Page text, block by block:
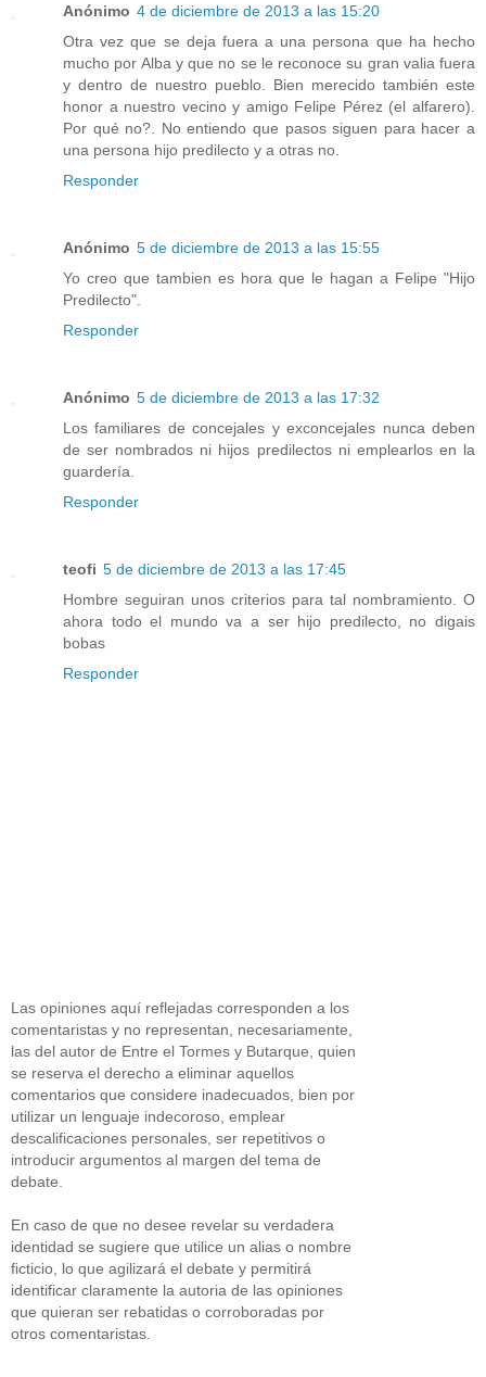
Anónimo 4 de diciembre de 2013 a las 15:20
Otra vez que se deja fuera a una persona que ha hecho
mucho por Alba y que no se le reconoce su gran valia fuera
y dentro de nuestro pueblo. Bien merecido también este
honor a nuestro vecino y amigo Felipe Pérez (el alfarero).
Por qué no?. No entiendo que pasos siguen para hacer a
una persona hijo predilecto y a otras no.
Responder
Anónimo 5 de diciembre de 2013 a las 15:55
Yo creo que tambien es hora que le hagan a Felipe "Hijo
Predilecto".
Responder
Anónimo 5 de diciembre de 2013 a las 17:32
Los familiares de concejales y exconcejales nunca deben
de ser nombrados ni hijos predilectos ni emplearlos en la
guardería.
Responder
teofi 5 de diciembre de 2013 a las 17:45
Hombre seguiran unos criterios para tal nombramiento. O
ahora todo el mundo va a ser hijo predilecto, no digais
bobas
Responder
Las opiniones aquí reflejadas corresponden a los
comentaristas y no representan, necesariamente,
las del autor de Entre el Tormes y Butarque, quien
se reserva el derecho a eliminar aquellos
comentarios que considere inadecuados, bien por
utilizar un lenguaje indecoroso, emplear
descalificaciones personales, ser repetitivos o
introducir argumentos al margen del tema de
debate.
En caso de que no desee revelar su verdadera
identidad se sugiere que utilice un alias o nombre
ficticio, lo que agilizará el debate y permitirá
identificar claramente la autoria de las opiniones
que quieran ser rebatidas o corroboradas por
otros comentaristas.